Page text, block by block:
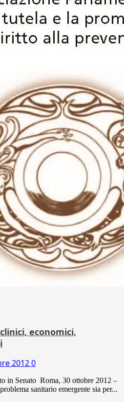
economici,
20120
in Senato Roma, 30 ottobre 2012 –
sanitario emergente sia per...